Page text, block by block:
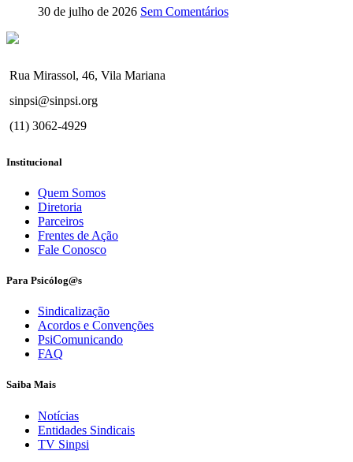
30 de julho de 2026 Sem Comentários
Rua Mirassol, 46, Vila Mariana
sinpsi@sinpsi.org
(11) 3062-4929
Institucional
Quem Somos
Diretoria
Parceiros
Frentes de Ação
Fale Conosco
Para Psicólog@s
Sindicalização
Acordos e Convenções
PsiComunicando
FAQ
Saiba Mais
Notícias
Entidades Sindicais
TV Sinpsi